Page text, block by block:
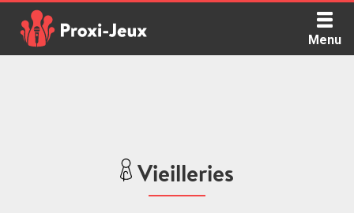
content
Menu
Vieilleries